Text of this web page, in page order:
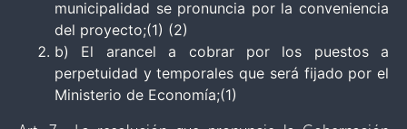
municipalidad se pronuncia por la conveniencia
del proyecto;(1) (2)
b) El arancel a cobrar por los puestos a
perpetuidad y temporales que será fijado por el
Ministerio de Economía;(1)